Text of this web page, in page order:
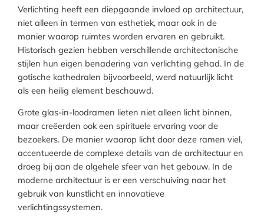
Verlichting heeft een diepgaande invloed op architectuur,
niet alleen in termen van esthetiek, maar ook in de
manier waarop ruimtes worden ervaren en gebruikt.
Historisch gezien hebben verschillende architectonische
stijlen hun eigen benadering van verlichting gehad. In de
gotische kathedralen bijvoorbeeld, werd natuurlijk licht
als een heilig element beschouwd.
Grote glas-in-loodramen lieten niet alleen licht binnen,
maar creëerden ook een spirituele ervaring voor de
bezoekers. De manier waarop licht door deze ramen viel,
accentueerde de complexe details van de architectuur en
droeg bij aan de algehele sfeer van het gebouw. In de
moderne architectuur is er een verschuiving naar het
gebruik van kunstlicht en innovatieve
verlichtingssystemen.